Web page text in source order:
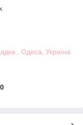
, Одеса, Україна